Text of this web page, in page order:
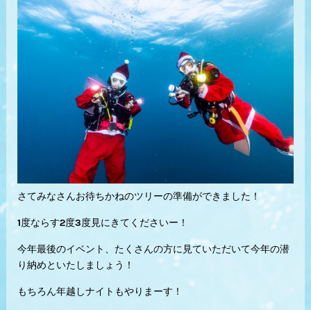
さてみなさんお待ちかねのツリーの準備ができました！
1度ならす2度3度見にきてくださいー！
今年最後のイベント、たくさんの方に見ていただいて今年の潜
り納めといたしましょう！
もちろん年越しナイトもやりまーす！